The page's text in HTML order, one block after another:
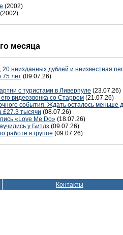
(2002)
(2002)
месяца
неизданных дублей и неизвестная
75 лет (09.07.26)
с туристами в Ливерпуле (23.07.26)
видеозвонка со Старром (21.07.26)
события. Ждать осталось меньше
£27,3 тысячи (08.07.26)
«Love Me Do» (18.07.26)
у Битлз (09.07.26)
работе в группе (09.07.26)
Контакты